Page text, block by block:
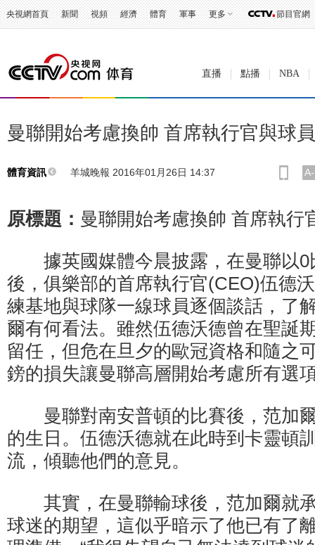
央視網首頁 新聞 視頻 經濟 體育 軍事 更多 節目官網
直播 點播 NBA
曼聯開始考慮換帥 首席執行官與球
體育資訊 羊城晚報 2016年01月26日 14:37 A-
原標題： 曼聯開始考慮換帥 首席執行
據英國媒體今晨披露，在曼聯以0
後，俱樂部的首席執行官(CEO)伍德
練基地與球隊一線球員逐個談話，了
爾有何看法。雖然伍德沃德曾在聖誕
留任，但危在旦夕的歐冠資格和隨之
鎊的損失讓曼聯高層開始考慮所有選
曼聯對南安普頓的比賽後，范加
的生日。伍德沃德就在此時到卡靈頓
流，傾聽他們的意見。
其實，在曼聯輸球後，范加爾就
球迷的期望，這似乎暗示了他已有了